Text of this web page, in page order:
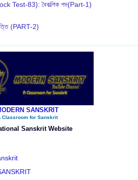
Test-83): বৈকল্পিক পদ(Part-1)
(PART-2)
SANSKRIT
Classroom for Sanskrit
Sanskrit Website